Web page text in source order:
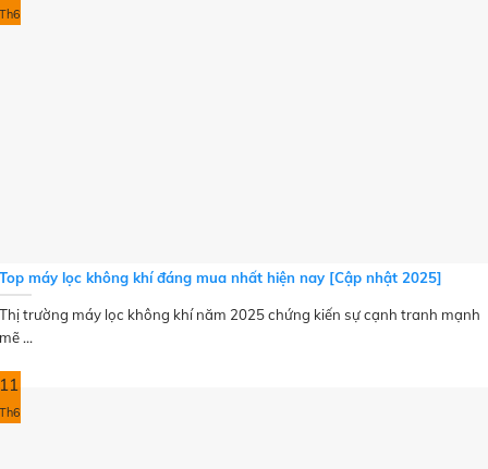
Th6
Top máy lọc không khí đáng mua nhất hiện nay [Cập nhật 2025]
Thị trường máy lọc không khí năm 2025 chứng kiến sự cạnh tranh mạnh
mẽ ...
11
Th6